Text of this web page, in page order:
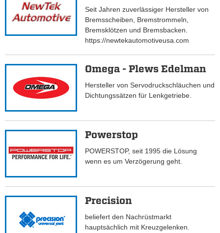
Seit Jahren zuverlässiger Hersteller von
Bremsscheiben, Bremstrommeln,
Bremsklötzen und Bremsbacken.
https://newtekautomotiveusa.com
Omega - Plews Edelman
Hersteller von Servodruckschläuchen und
Dichtungssätzen für Lenkgetriebe.
Powerstop
POWERSTOP, seit 1995 die Lösung
wenn es um Verzögerung geht.
Precision
beliefert den Nachrüstmarkt
hauptsächlich mit Kreuzgelenken.